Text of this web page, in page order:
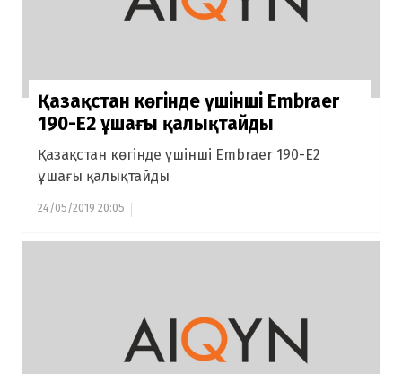
Қазақстан көгінде үшінші Embraer
190-E2 ұшағы қалықтайды
Қазақстан көгінде үшінші Embraer 190-E2
ұшағы қалықтайды
24/05/2019 20:05